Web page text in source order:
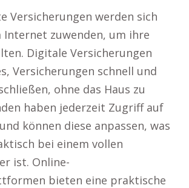
Versicherungen werden sich
zuwenden, um ihre
Digitale Versicherungen
Versicherungen schnell und
ohne das Haus zu
haben jederzeit Zugriff auf
können diese anpassen, was
bei einem vollen
ist. Online-
bieten eine praktische